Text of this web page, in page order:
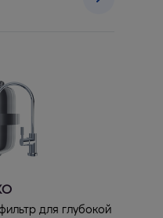
для глубокой